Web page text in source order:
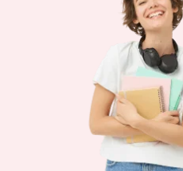
formacion@euroinnova.com
TRABAJA CON NOSOTROS